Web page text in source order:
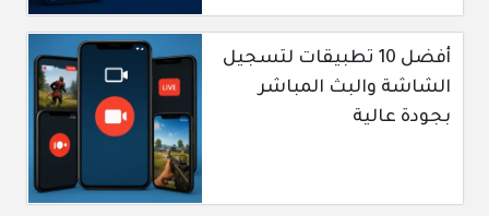
أفضل 10 تطبيقات لتسجيل
الشاشة والبث المباشر
بجودة عالية